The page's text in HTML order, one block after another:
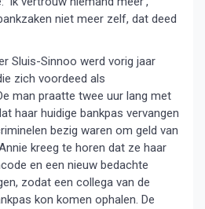
niet meer zelf, dat deed
Sluis-Sinnoo werd vorig jaar
zich voordeed als
man praatte twee uur lang met
haar huidige bankpas vervangen
bezig waren om geld van
kreeg te horen dat ze haar
en een nieuw bedachte
zodat een collega van de
kon komen ophalen. De